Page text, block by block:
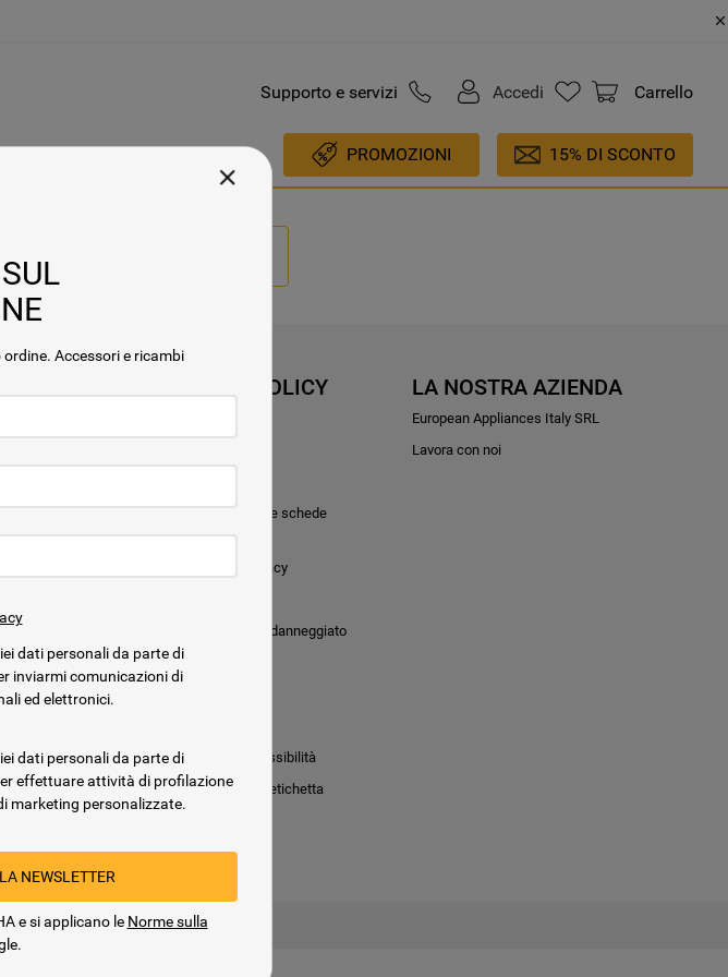
Supporto e servizi Accedi Carrello
PROMOZIONI 15% DI SCONTO
LE NOSTRE POLICY
Etichette energetiche e schede
prodotto
Informativa sulla Privacy
Sostituzione prodotto danneggiato
Consegna
Dichiarazione di accessibilità
Avviso armonizzato e etichetta
GARAN
LA NOSTRA AZIENDA
European Appliances Italy SRL
Lavora con noi
Accessori e ricambi
dati personali da parte di
inviarmi comunicazioni di
ed elettronici.
dati personali da parte di
effettuare attività di profilazione
marketing personalizzate.
NEWSLETTER
e si applicano le Norme sulla